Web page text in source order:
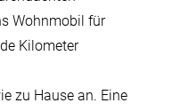
Wohnmobil für
Kilometer
zu Hause an. Eine